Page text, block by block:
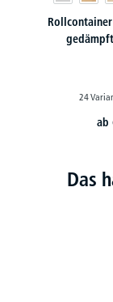
Rollcontainer
24
ab
Das